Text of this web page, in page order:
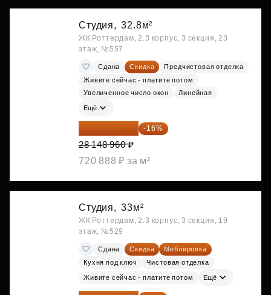
Студия, 32.8м²
ЖК Роттердам, 2.3 корпус, 3 секция, 23
этаж, №557
Сдана Скидка
Предчистовая отделка
Живите сейчас - платите потом
Увеличенное число окон
Линейная
Ещё
23 645 126 ₽ -16%
28 148 960 ₽
720 888 ₽ за м²
Студия, 33м²
ЖК Роттердам, 2.3 корпус, 3 секция, 19
этаж, №529
Сдана Скидка
Меблировка
Кухня под ключ
Чистовая отделка
Живите сейчас - платите потом Ещё